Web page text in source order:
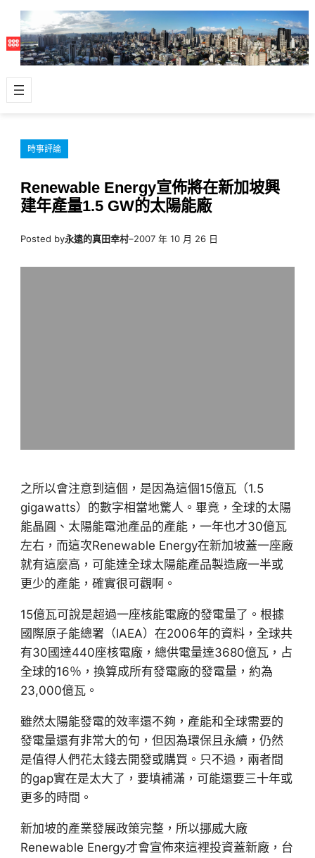
主
容
時事評論
Renewable Energy宣佈將在新加坡興
建年產量1.5 GW的太陽能廠
Posted by永遠的真田幸村–2007 年 10 月 26 日
之所以會注意到這個，是因為這個15億瓦（1.5
gigawatts）的數字相當地驚人。畢竟，全球的太陽
能晶圓、太陽能電池產品的產能，一年也才30億瓦
左右，而這次Renewable Energy在新加坡蓋一座廠
就有這麼高，可能達全球太陽能產品製造廠一半或
更少的產能，確實很可觀啊。
15億瓦可說是超過一座核能電廠的發電量了。根據
國際原子能總署（IAEA）在2006年的資料，全球共
有30國達440座核電廠，總供電量達3680億瓦，占
全球的16％，換算成所有發電廠的發電量，約為
23,000億瓦。
雖然太陽能發電的效率還不夠，產能和全球需要的
發電量還有非常大的句，但因為環保且永續，仍然
是值得人們花太錢去開發或購買。只不過，兩者間
的gap實在是太大了，要填補滿，可能還要三十年或
更多的時間。
新加坡的產業發展政策完整，所以挪威大廠
Renewable Energy才會宣佈來這裡投資蓋新廠，台